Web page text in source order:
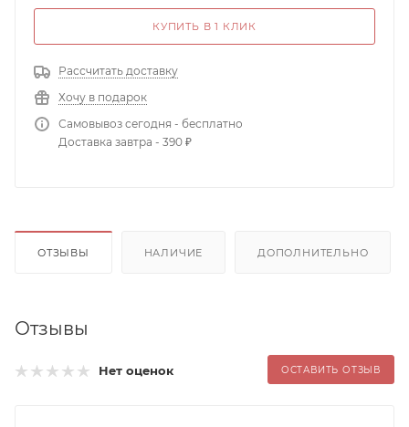
КУПИТЬ В 1 КЛИК
Рассчитать доставку
Хочу в подарок
Самовывоз сегодня - бесплатно
Доставка завтра - 390 ₽
ОТЗЫВЫ НАЛИЧИЕ ДОПОЛНИТЕЛЬНО
Отзывы
Нет оценок ОСТАВИТЬ ОТЗЫВ